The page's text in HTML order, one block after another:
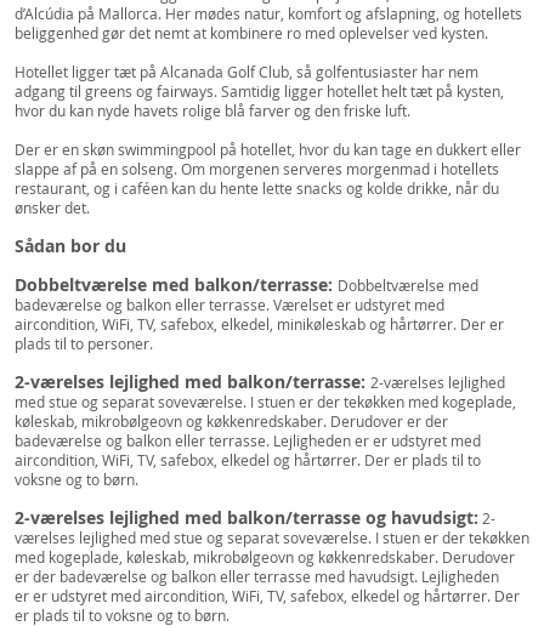
d’Alcúdia på Mallorca. Her mødes natur, komfort og afslapning, og hotellets
beliggenhed gør det nemt at kombinere ro med oplevelser ved kysten.
Hotellet ligger tæt på Alcanada Golf Club, så golfentusiaster har nem
adgang til greens og fairways. Samtidig ligger hotellet helt tæt på kysten,
hvor du kan nyde havets rolige blå farver og den friske luft.
Der er en skøn swimmingpool på hotellet, hvor du kan tage en dukkert eller
slappe af på en solseng. Om morgenen serveres morgenmad i hotellets
restaurant, og i caféen kan du hente lette snacks og kolde drikke, når du
ønsker det.
Sådan bor du
Dobbeltværelse med balkon/terrasse: Dobbeltværelse med
badeværelse og balkon eller terrasse. Værelset er udstyret med
aircondition, WiFi, TV, safebox, elkedel, minikøleskab og hårtørrer. Der er
plads til to personer.
2-værelses lejlighed med balkon/terrasse: 2-værelses lejlighed
med stue og separat soveværelse. I stuen er der tekøkken med kogeplade,
køleskab, mikrobølgeovn og køkkenredskaber. Derudover er der
badeværelse og balkon eller terrasse. Lejligheden er er udstyret med
aircondition, WiFi, TV, safebox, elkedel og hårtørrer. Der er plads til to
voksne og to børn.
2-værelses lejlighed med balkon/terrasse og havudsigt: 2-
værelses lejlighed med stue og separat soveværelse. I stuen er der tekøkken
med kogeplade, køleskab, mikrobølgeovn og køkkenredskaber. Derudover
er der badeværelse og balkon eller terrasse med havudsigt. Lejligheden
er er udstyret med aircondition, WiFi, TV, safebox, elkedel og hårtørrer. Der
er plads til to voksne og to børn.